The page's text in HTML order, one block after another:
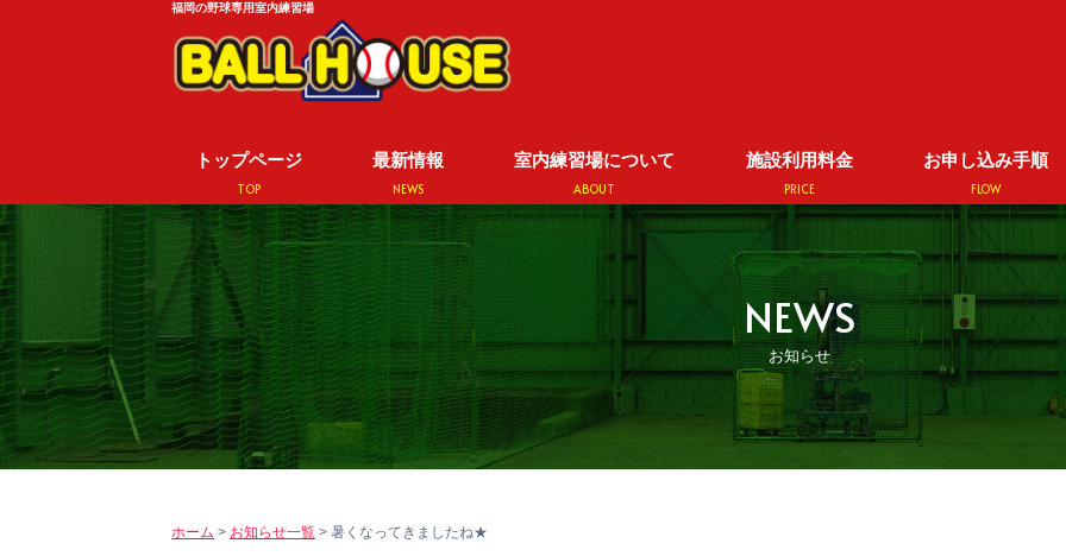
福岡の野球専用室内練習場
トップページ
TOP
最新情報
NEWS
室内練習場について
ABOUT
施設利用料金
PRICE
お申し込み手順
FLOW
NEWS
お知らせ
ホーム > お知らせ一覧 > 暑くなってきましたね★